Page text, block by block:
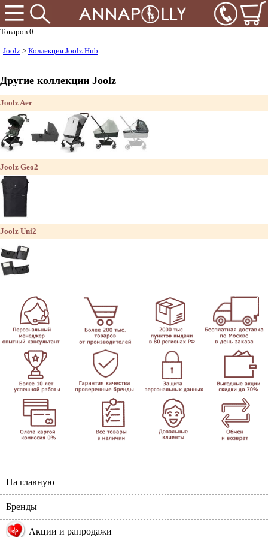
Товаров 0
Joolz > Коллекция Joolz Hub
Другие коллекции Joolz
Joolz Aer
Joolz Geo2
Joolz Uni2
На главную
Бренды
% Акции и рапродажи